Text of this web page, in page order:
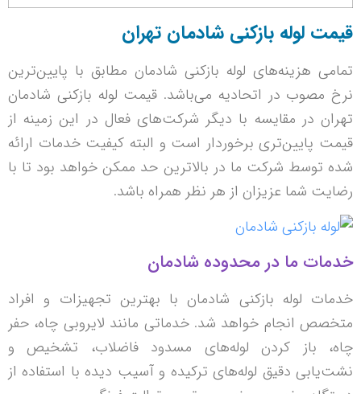
قیمت لوله بازکنی شادمان تهران
تمامی هزینه‌های لوله بازکنی شادمان مطابق با پایین‌ترین
نرخ مصوب در اتحادیه می‌باشد. قیمت لوله بازکنی شادمان
تهران در مقایسه با دیگر شرکت‌های فعال در این زمینه از
قیمت پایین‌تری برخوردار است و البته کیفیت خدمات ارائه
شده توسط شرکت ما در بالا‌ترین حد ممکن خواهد بود تا با
رضایت شما عزیزان از هر نظر همراه باشد.
خدمات ما در محدوده شادمان
خدمات لوله بازکنی شادمان با بهترین تجهیزات و افراد
متخصص انجام خواهد شد. خدماتی مانند لایروبی چاه، حفر
چاه، باز کردن لوله‌های مسدود فاضلاب، تشخیص و
نشت‌یابی دقیق لوله‌های ‌ترکیده و آسیب دیده با استفاده از